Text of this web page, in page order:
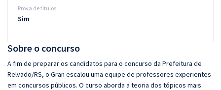
Sobre o concurso
A fim de preparar os candidatos para o concurso da Prefeitura de
Relvado/RS, o Gran escalou uma equipe de professores experientes
em concursos públicos. O curso aborda a teoria dos tópicos mais
Prova de títulos
Sim